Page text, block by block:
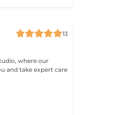
13
and take expert care